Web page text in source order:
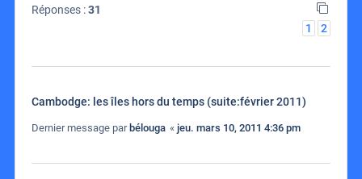
Réponses :31
1
2
Cambodge: les îles hors du temps (suite:février 2011)
Dernier message parbélouga « jeu. mars 10, 2011 4:36 pm